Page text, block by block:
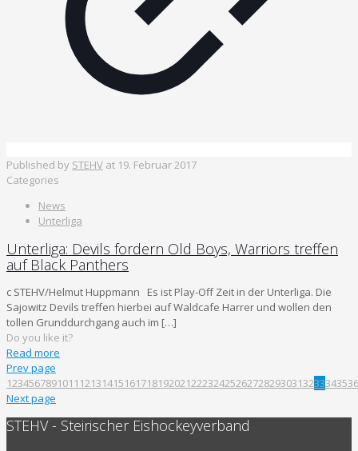
Published by STEHV at 19. Februar 2017
Categories
News
Unterliga
Unterliga: Devils fordern Old Boys, Warriors treffen
auf Black Panthers
c STEHV/Helmut Huppmann Es ist Play-Off Zeit in der Unterliga. Die
Sajowitz Devils treffen hierbei auf Waldcafe Harrer und wollen den
tollen Grunddurchgang auch im […]
Do you like it?
Read more
Prev page
1234567891011 12131415161718192021222324252627282930313233343536
Next page
STEHV - Steirischer Eishockeyverband